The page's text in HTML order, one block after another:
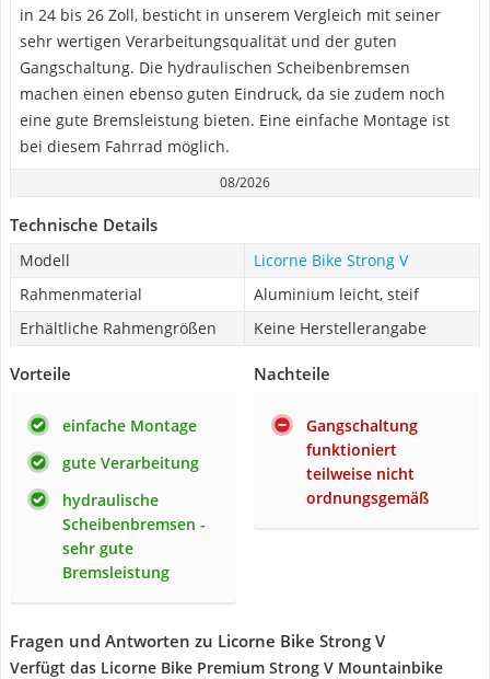
in 24 bis 26 Zoll, besticht in unserem Vergleich mit seiner
sehr wertigen Verarbeitungsqualität und der guten
Gangschaltung. Die hydraulischen Scheibenbremsen
machen einen ebenso guten Eindruck, da sie zudem noch
eine gute Bremsleistung bieten. Eine einfache Montage ist
bei diesem Fahrrad möglich.
08/2026
Technische Details
Modell
Licorne Bike Strong V
Rahmenmaterial
Aluminium leicht, steif
Erhältliche Rahmengrößen
Keine Herstellerangabe
Vorteile
einfache Montage
gute Verarbeitung
hydraulische
Scheibenbremsen -
sehr gute
Bremsleistung
Nachteile
Gangschaltung
funktioniert
teilweise nicht
ordnungsgemäß
Fragen und Antworten zu Licorne Bike Strong V
Verfügt das Licorne Bike Premium Strong V Mountainbike